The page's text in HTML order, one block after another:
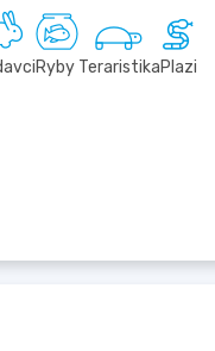
Ryby TeraristikaPlazi